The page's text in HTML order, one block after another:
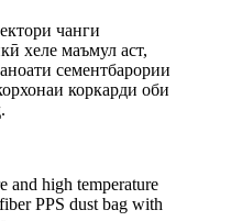
чанги
хеле маъмул аст,
сементбарории
коркарди оби